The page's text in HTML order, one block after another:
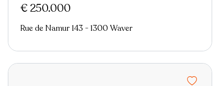
€ 250.000
Rue de Namur 143 - 1300 Waver